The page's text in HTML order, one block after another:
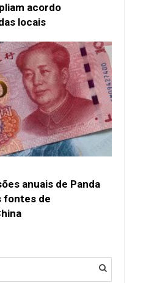
acordo
locais
anuais de Panda
fontes de